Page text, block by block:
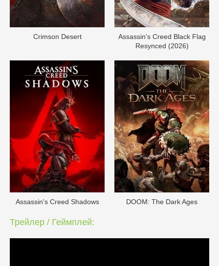
Crimson Desert
Assassin's Creed Black Flag
Resynced (2026)
Assassin's Creed Shadows DOОM: The Dark Ages
Трейлер / Геймплей: